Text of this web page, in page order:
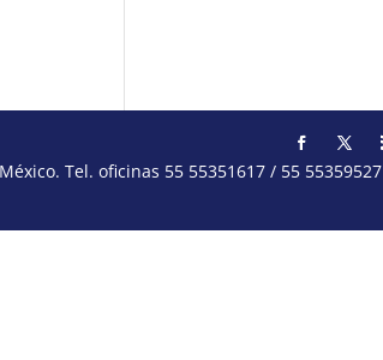
Tel. oficinas 55 55351617 / 55 55359527